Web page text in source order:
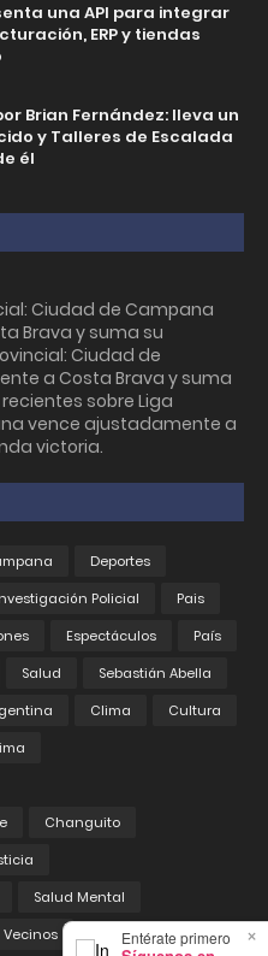
×
Entérate primero
una API para integrar
ERP y tiendas
Brian Fernández: lleva un
y Talleres de Escalada
él
Ciudad de Campana
Brava y suma su
Ciudad de
a Costa Brava y suma
sobre Liga
vence ajustadamente a
victoria.
Deportes
Policial
Pais
Espectáculos
País
Salud
Sebastián Abella
Clima
Cultura
Changuito
Salud Mental
Vecinos